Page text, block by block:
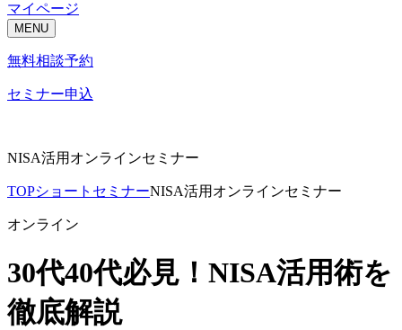
マイページ
MENU
無料相談予約
セミナー申込
NISA活用オンラインセミナー
TOPショートセミナーNISA活用オンラインセミナー
オンライン
30代40代必見！NISA活用術を
徹底解説